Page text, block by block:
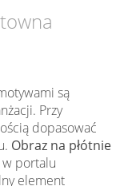
są
Przy
dopasować
Obraz na płótnie
w portalu
element